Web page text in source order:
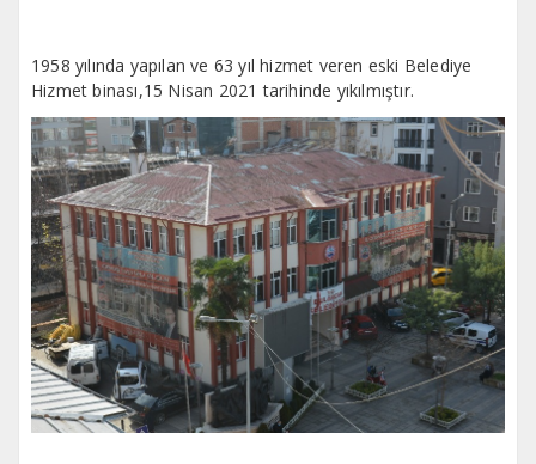
1958 yılında yapılan ve 63 yıl hizmet veren eski Belediye
Hizmet binası,15 Nisan 2021 tarihinde yıkılmıştır.